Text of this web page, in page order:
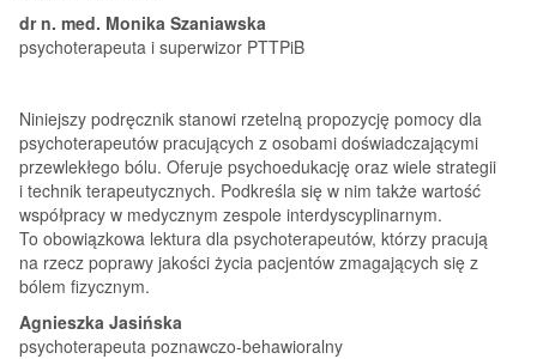
dr n. med. Monika Szaniawska
psychoterapeuta i superwizor PTTPiB
Niniejszy podręcznik stanowi rzetelną propozycję pomocy dla
psychoterapeutów pracujących z osobami doświadczającymi
przewlekłego bólu. Oferuje psychoedukację oraz wiele strategii
i technik terapeutycznych. Podkreśla się w nim także wartość
współpracy w medycznym zespole interdyscyplinarnym.
To obowiązkowa lektura dla psychoterapeutów, którzy pracują
na rzecz poprawy jakości życia pacjentów zmagających się z
bólem fizycznym.
Agnieszka Jasińska
psychoterapeuta poznawczo-behawioralny